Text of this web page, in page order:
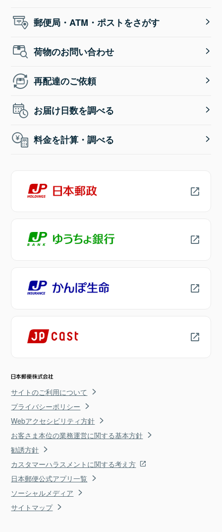
郵便局・ATM・ポストをさがす
荷物のお問い合わせ
再配達のご依頼
お届け日数を調べる
料金を計算・調べる
サイトのご利用について
プライバシーポリシー
Webアクセシビリティ方針
お客さま本位の業務運営に関する基本方針
勧誘方針
カスタマーハラスメントに関する考え方
日本郵便公式アプリ一覧
ソーシャルメディア
サイトマップ